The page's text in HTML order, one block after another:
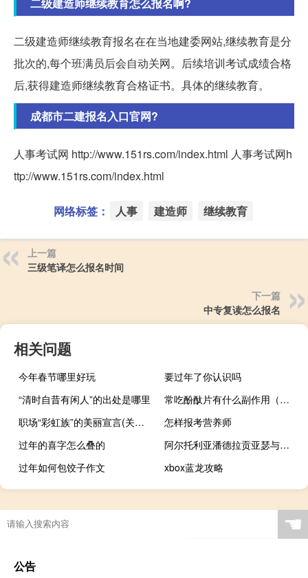
二级建造师继续教育报名在在当地建委网站,继续教育是分
批次的,每个班满员后会自动关网。后续培训考试成绩合格
后,获得建造师继续教育合格证书。具体的继续教育。
成都市二建报名入口官网?
人事考试网 http://www.151rs.com/index.html 人事考试网h
ttp://www.151rs.com/index.html
网络标签： 人事 建造师 继续教育
上一篇
三级笔译怎么报名时间
下一篇
中专复读怎么报名
相关问题
今年春节哪里好玩
要过年了你认识吗
“清时自昔有闲人”的出处是哪里
常吃酚酞片有什么副作用（吃酚酞片有什么副作用）
职场“彩虹族”的美丽宣言(关于职场“彩虹族”的美丽宣言简述)
怎样报考营养师
过年的喜字怎么叠的
阿尔托利亚潘德拉贡亚瑟与十二圆桌骑士
过年如何包饺子作文
xbox蓝龙攻略
☚
公告